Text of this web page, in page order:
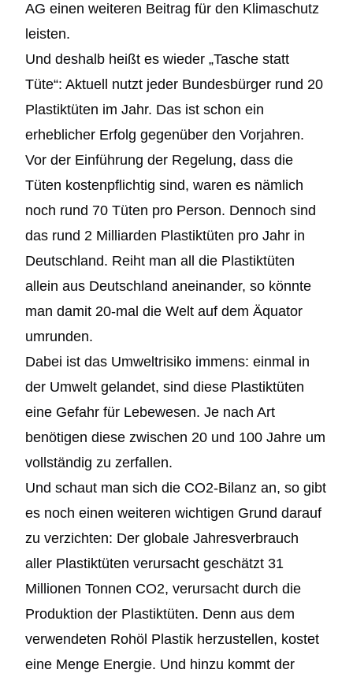
AG einen weiteren Beitrag für den Klimaschutz
leisten.
Und deshalb heißt es wieder „Tasche statt
Tüte“: Aktuell nutzt jeder Bundesbürger rund 20
Plastiktüten im Jahr. Das ist schon ein
erheblicher Erfolg gegenüber den Vorjahren.
Vor der Einführung der Regelung, dass die
Tüten kostenpflichtig sind, waren es nämlich
noch rund 70 Tüten pro Person. Dennoch sind
das rund 2 Milliarden Plastiktüten pro Jahr in
Deutschland. Reiht man all die Plastiktüten
allein aus Deutschland aneinander, so könnte
man damit 20-mal die Welt auf dem Äquator
umrunden.
Dabei ist das Umweltrisiko immens: einmal in
der Umwelt gelandet, sind diese Plastiktüten
eine Gefahr für Lebewesen. Je nach Art
benötigen diese zwischen 20 und 100 Jahre um
vollständig zu zerfallen.
Und schaut man sich die CO2-Bilanz an, so gibt
es noch einen weiteren wichtigen Grund darauf
zu verzichten: Der globale Jahresverbrauch
aller Plastiktüten verursacht geschätzt 31
Millionen Tonnen CO2, verursacht durch die
Produktion der Plastiktüten. Denn aus dem
verwendeten Rohöl Plastik herzustellen, kostet
eine Menge Energie. Und hinzu kommt der